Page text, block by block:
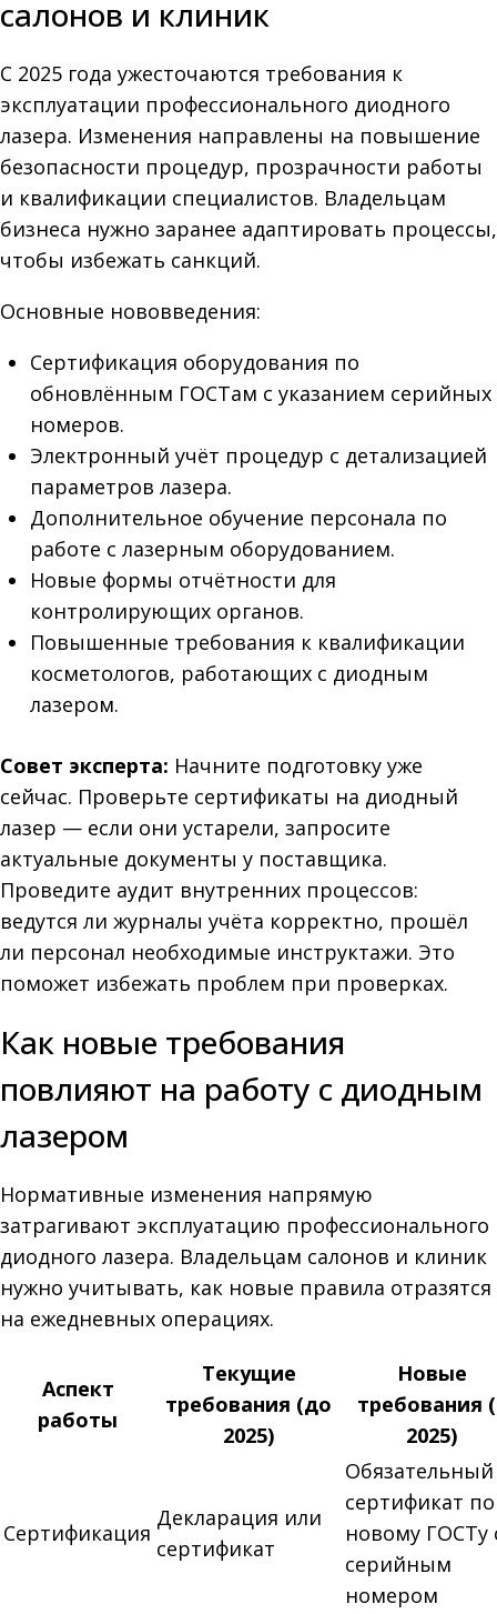
салонов и клиник
С 2025 года ужесточаются требования к
эксплуатации профессионального диодного
лазера. Изменения направлены на повышение
безопасности процедур, прозрачности работы
и квалификации специалистов. Владельцам
бизнеса нужно заранее адаптировать процессы,
чтобы избежать санкций.
Основные нововведения:
Сертификация оборудования по
обновлённым ГОСТам с указанием серийных
номеров.
Электронный учёт процедур с детализацией
параметров лазера.
Дополнительное обучение персонала по
работе с лазерным оборудованием.
Новые формы отчётности для
контролирующих органов.
Повышенные требования к квалификации
косметологов, работающих с диодным
лазером.
Совет эксперта: Начните подготовку уже
сейчас. Проверьте сертификаты на диодный
лазер — если они устарели, запросите
актуальные документы у поставщика.
Проведите аудит внутренних процессов:
ведутся ли журналы учёта корректно, прошёл
ли персонал необходимые инструктажи. Это
поможет избежать проблем при проверках.
Как новые требования
повлияют на работу с диодным
лазером
Нормативные изменения напрямую
затрагивают эксплуатацию профессионального
диодного лазера. Владельцам салонов и клиник
нужно учитывать, как новые правила отразятся
на ежедневных операциях.
Аспект
работы
Текущие
требования (до
2025)
Новые
требования
2025)
Сертификация
Декларация или
сертификат
Обязательный
сертификат по
новому ГОСТу
серийным
номером